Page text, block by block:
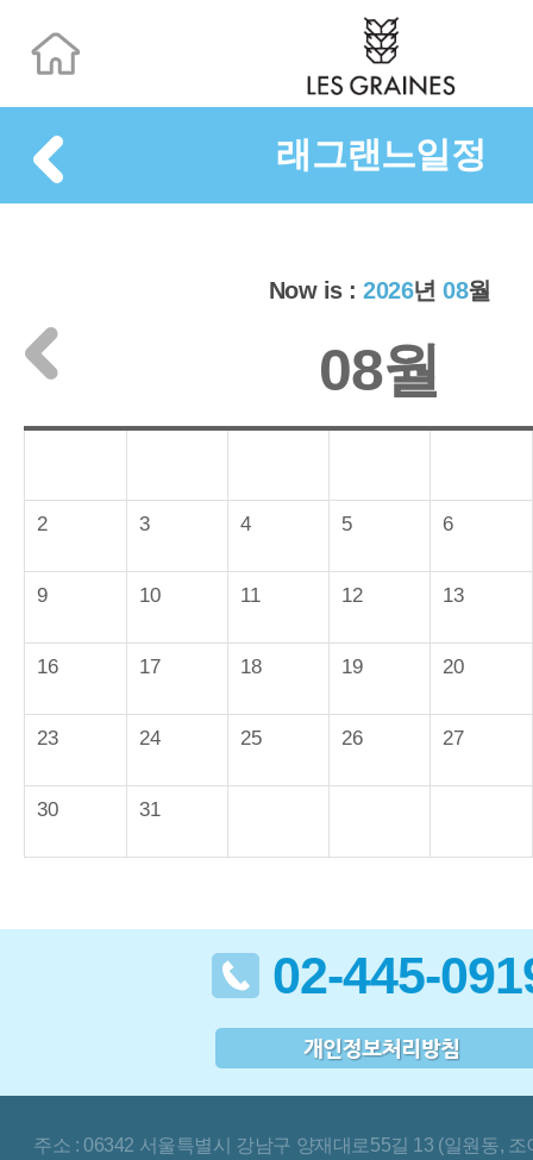
래그랜느일정
Now is : 2026년 08월
08월
2 3 4 5 6
9 10 11 12 13
16 17 18 19 20
23 24 25 26 27
30 31
02-445-
주소 : 06342 서울특별시 강남구 양재대로55길 13 (일원동,